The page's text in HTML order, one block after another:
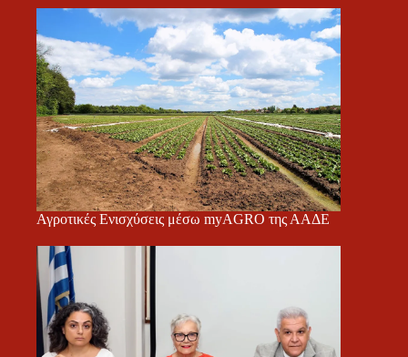
Αγροτικές Ενισχύσεις μέσω myAGRO της ΑΑΔΕ